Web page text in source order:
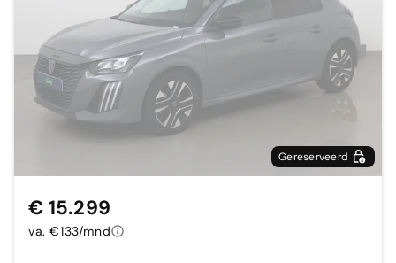
Gereserveerd
€ 15.299
va. €133/mnd